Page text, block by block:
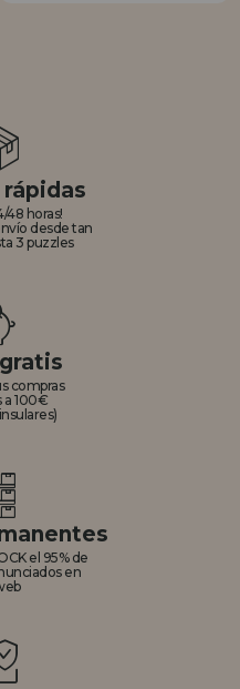
48 horas!
desde tan
3 puzzles
compras
a 100€
el 95% de
en